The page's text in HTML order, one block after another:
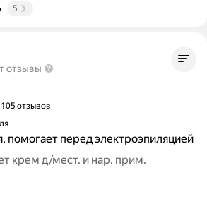
5
отзывы
105 отзывов
помогает перед электроэпиляцией
крем д/мест. и нар. прим.